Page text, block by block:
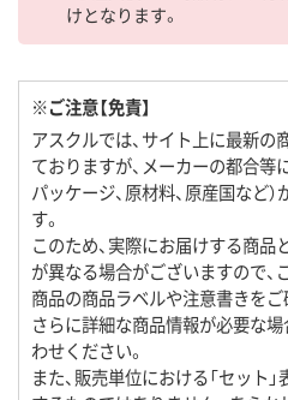
けとなります。
※ご注意【免責】
アスクルでは、サイト上に最新
ておりますが、メーカーの都合等に
パッケージ、原材料、原産国など
す。
このため、実際にお届けする商
が異なる場合がございますので
商品の商品ラベルや注意書きをご
さらに詳細な商品情報が必要な
わせください。
また、販売単位における「セット